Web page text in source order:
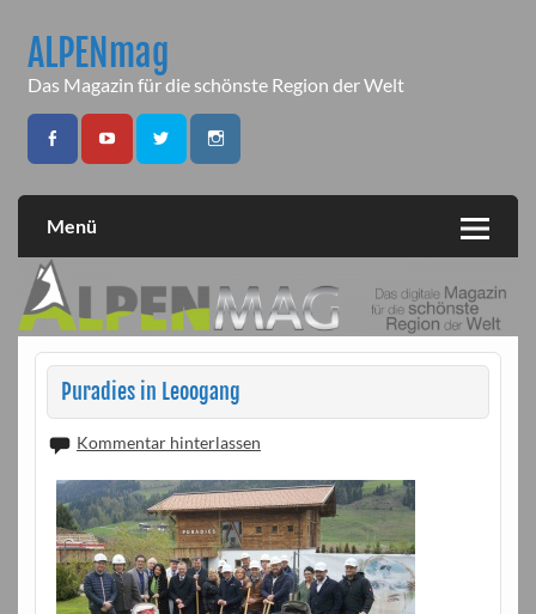
contentALPENmag
Das Magazin für die schönste Region der Welt
Menü
Puradies in Leoogang
Kommentar hinterlassen